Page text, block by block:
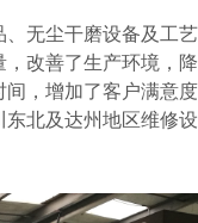
无尘干磨设备及工
改善了生产环境，
，增加了客户满意
北及达州地区维修